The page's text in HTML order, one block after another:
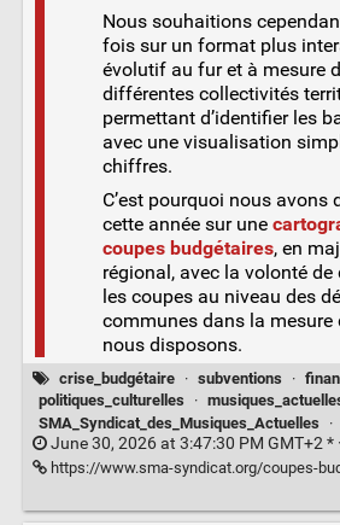
Nous souhaitions
fois sur un format plus
évolutif au fur et à mesure
différentes collectivités
permettant d’identifier les
avec une visualisation
chiffres.
C’est pourquoi nous avons
cette année sur une
coupes budgétaires, en
régional, avec la volonté de
les coupes au niveau des
communes dans la mesure
nous disposons.
crise_budgétaire · subventions ·
politiques_culturelles
·
SMA_Syndicat_des_Musiques_Actuelles
·
June 30, 2026 at 3:47:30 PM GMT+2 * ·
https://www.sma-syndicat.org/coupes-